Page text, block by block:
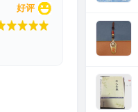
好评